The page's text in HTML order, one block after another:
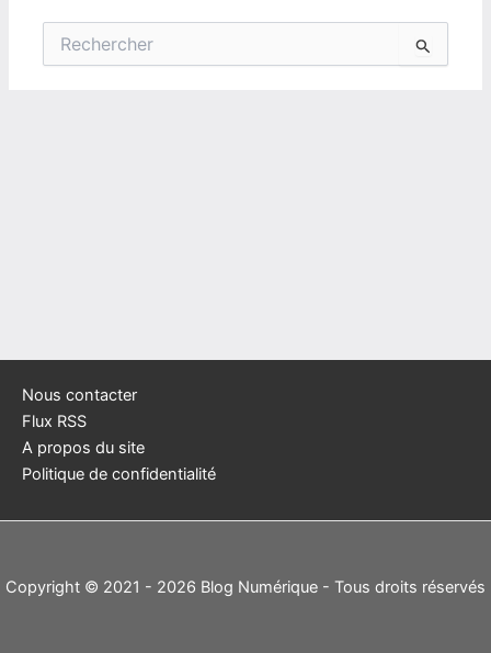
Nous contacter
Flux RSS
A propos du site
Politique de confidentialité
Copyright © 2021 - 2026 Blog Numérique - Tous droits réservés